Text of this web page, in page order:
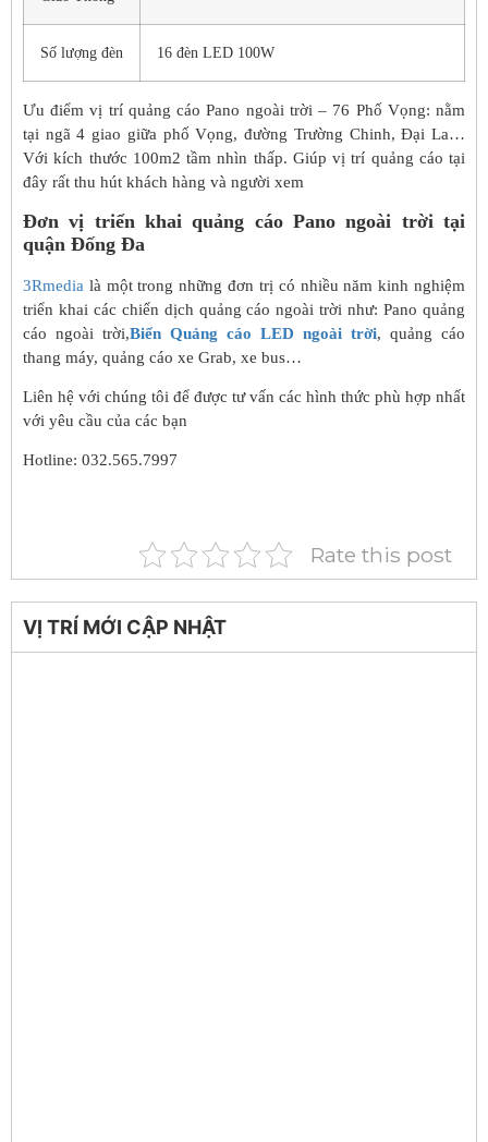
Số lượng đèn 16 đèn LED 100W
Ưu điểm vị trí quảng cáo Pano ngoài trời – 76 Phố Vọng: nằm
tại ngã 4 giao giữa phố Vọng, đường Trường Chinh, Đại La…
Với kích thước 100m2 tầm nhìn thấp. Giúp vị trí quảng cáo tại
đây rất thu hút khách hàng và người xem
Đơn vị triển khai quảng cáo Pano ngoài trời tại
quận Đống Đa
3Rmedia là một trong những đơn trị có nhiều năm kinh nghiệm
triển khai các chiến dịch quảng cáo ngoài trời như: Pano quảng
cáo ngoài trời,Biển Quảng cáo LED ngoài trời, quảng cáo
thang máy, quảng cáo xe Grab, xe bus…
Liên hệ với chúng tôi để được tư vấn các hình thức phù hợp nhất
với yêu cầu của các bạn
Hotline: 032.565.7997
Rate this post
VỊ TRÍ MỚI CẬP NHẬT